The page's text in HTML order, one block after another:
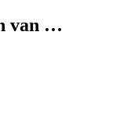
van …